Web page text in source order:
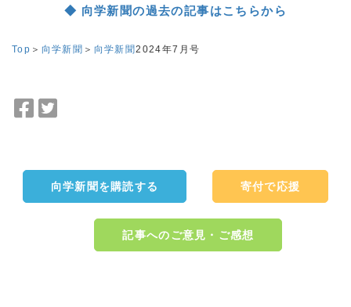
◆ 向学新聞の過去の記事はこちらから
Top ＞ 向学新聞 ＞ 向学新聞2024年7月号
e
向学新聞を購読する 寄付で応援
記事へのご意見・ご感想